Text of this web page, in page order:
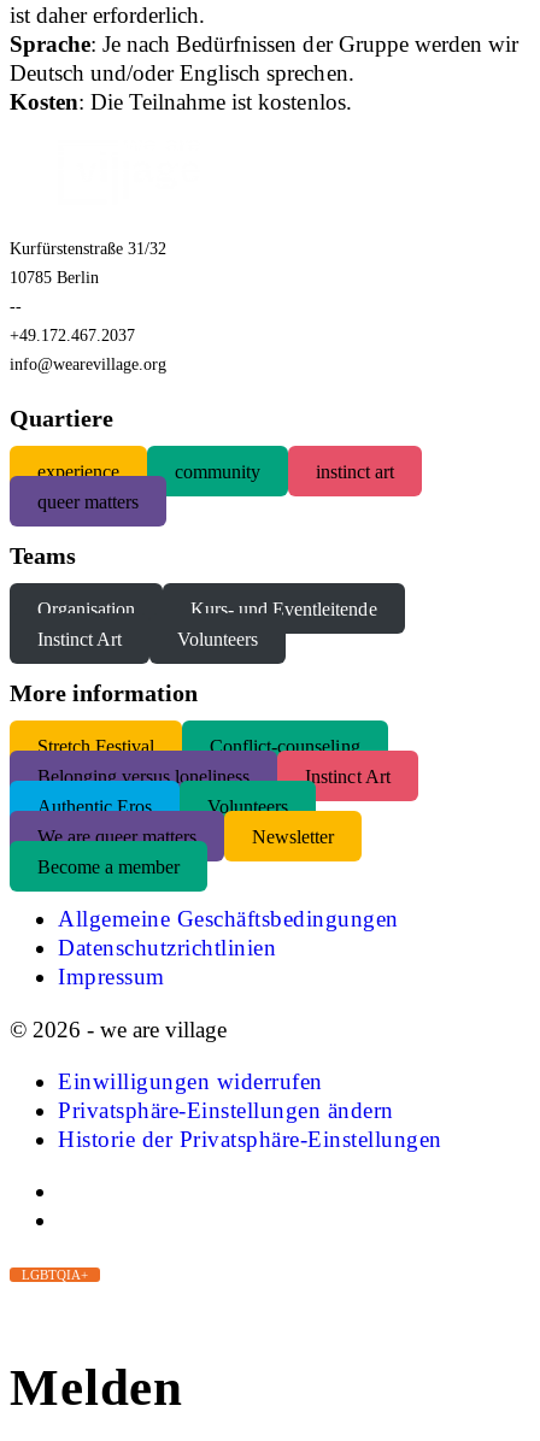
ist daher erforderlich.
Sprache: Je nach Bedürfnissen der Gruppe werden wir
Deutsch und/oder Englisch sprechen.
Kosten: Die Teilnahme ist kostenlos.
Kurfürstenstraße 31/32
10785 Berlin
--
+49.172.467.2037
info@wearevillage.org
Quartiere
experience community
instinct art
queer matters
Teams
Organisation
Kurs- und Eventleitende
Instinct Art
Volunteers
More information
Stretch Festival
Conflict-counseling
Belonging versus loneliness
Instinct Art
Authentic Eros
Volunteers
We are queer matters
Newsletter
Become a member
Allgemeine Geschäftsbedingungen
Datenschutzrichtlinien
Impressum
© 2026 - we are village
Einwilligungen widerrufen
Privatsphäre-Einstellungen ändern
Historie der Privatsphäre-Einstellungen
LGBTQIA+
Melden